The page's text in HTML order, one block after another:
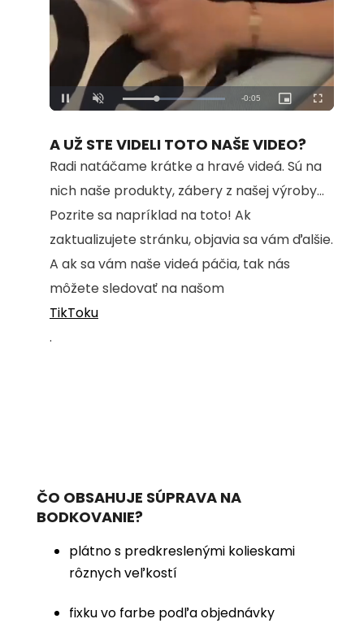
Pause Unmute Loaded:
100.00%
Remaining
-0:05
Picture-
in-
Fullscreen
A UŽ STE VIDELI TOTO NAŠE VIDEO?
Radi natáčame krátke a hravé videá. Sú na
nich naše produkty, zábery z našej výroby...
Pozrite sa napríklad na toto! Ak
zaktualizujete stránku, objavia sa vám ďalšie.
A ak sa vám naše videá páčia, tak nás
môžete sledovať na našom
TikToku
.
ČO OBSAHUJE SÚPRAVA NA
BODKOVANIE?
plátno s predkreslenými kolieskami
rôznych veľkostí
fixku vo farbe podľa objednávky